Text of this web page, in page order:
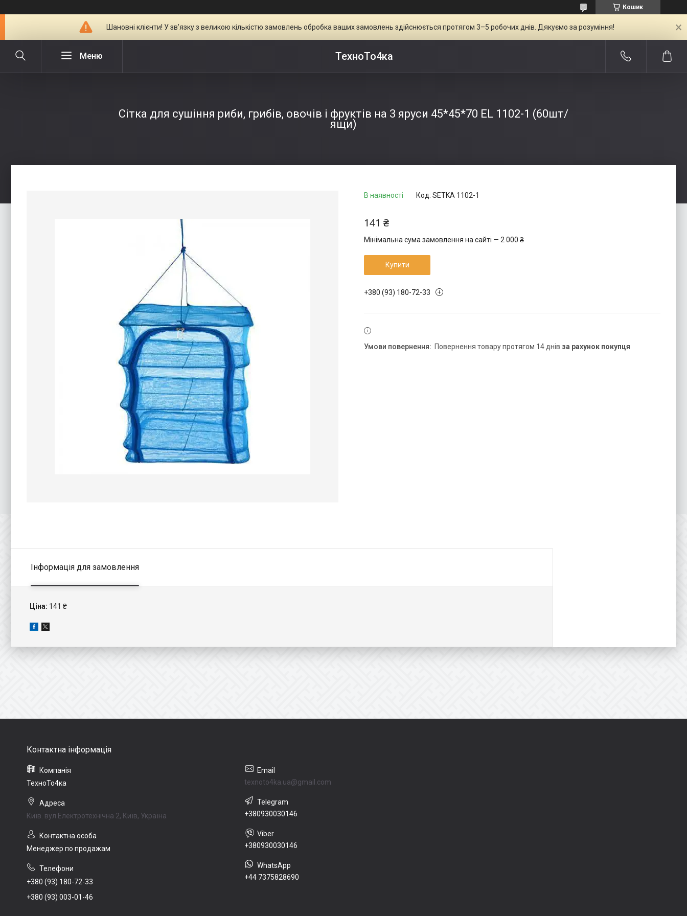
Кошик
Шановні клієнти! У зв’язку з великою кількістю замовлень обробка ваших замовлень здійснюється протягом 3–5 робочих днів. Дякуємо за розуміння!
ТехноТо4ка
Сітка для сушіння риби, грибів, овочів і фруктів на 3 яруси 45*45*70 EL 1102-1 (60шт/
ящи)
В наявності Код: SETKA 1102-1
141 ₴
Мінімальна сума замовлення на сайті — 2 000 ₴
Купити
+380 (93) 180-72-33
повернення товару протягом 14 днів за рахунок покупця
Інформація для замовлення
Ціна: 141 ₴
ТехноТо4ка
Київ. вул Електротехнічна 2, Київ, Україна
Менеджер по продажам
+380 (93) 180-72-33
+380 (93) 003-01-46
texnoto4ka.ua@gmail.com
+380930030146
+380930030146
+44 7375828690